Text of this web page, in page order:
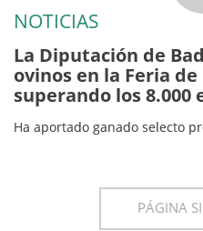
NOTICIAS
La Diputación de
ovinos en la Feria
superando los 8.000
Ha aportado ganado selecto
PÁGINA